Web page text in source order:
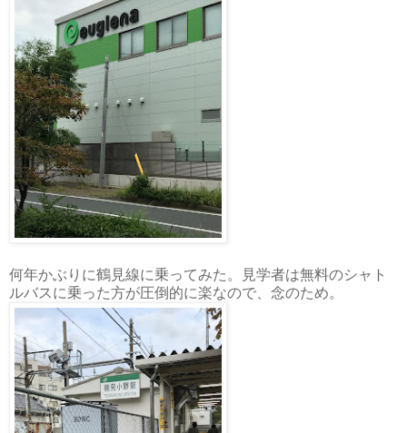
何年かぶりに鶴見線に乗ってみた。見学者は無料のシャト
ルバスに乗った方が圧倒的に楽なので、念のため。